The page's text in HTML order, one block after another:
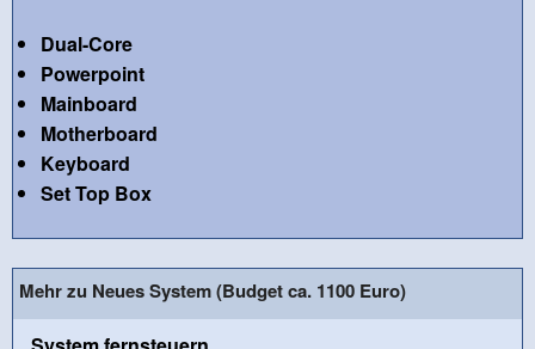
Dual-Core
Powerpoint
Mainboard
Motherboard
Keyboard
Set Top Box
Mehr zu Neues System (Budget ca. 1100 Euro)